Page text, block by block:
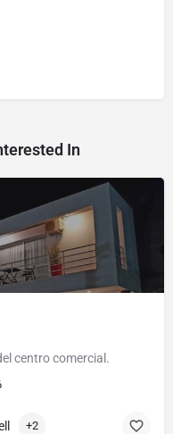
In
centro comercial.
+2